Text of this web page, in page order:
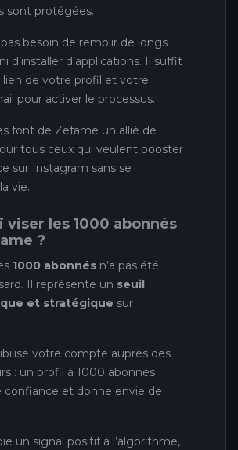
sont protégées.
pas besoin de remplir de longs
d’installer d’applications. Il suffit
lien de votre profil et votre
pour activer le processus.
font de Zefame un allié de
tous ceux qui veulent booster
sur Instagram sans se
vie.
viser les 1000 abonnés
?
1000 abonnés n’a pas été
Il représente un seuil
et stratégique sur
votre compte auprès des
: un profil à 1000 abonnés
confiance et donne envie de
un signal positif à l’algorithme,